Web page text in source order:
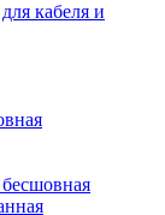
кабеля и